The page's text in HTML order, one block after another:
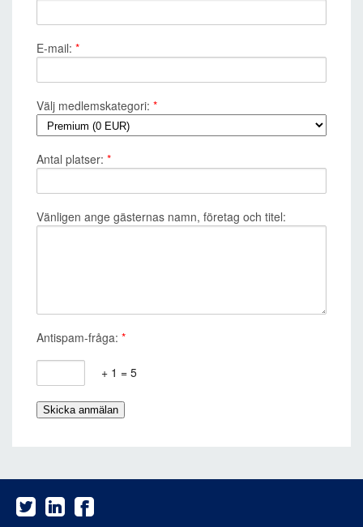
E-mail: *
Välj medlemskategori: *
Antal platser: *
Vänligen ange gästernas namn, företag och titel:
Antispam-fråga: *
+ 1 = 5